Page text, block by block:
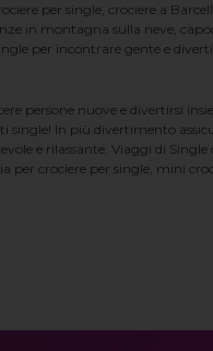
per single, crociere a
in montagna sulla neve,
per incontrare gente e
persone nuove e divertirsi
single! In più divertimento
e rilassante. Viaggi di Single
crociere per single, mini